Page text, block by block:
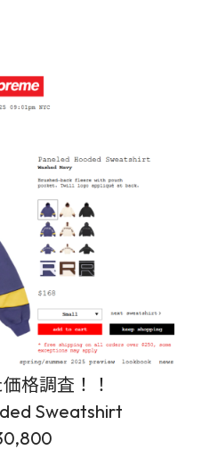
格調査！！
Sweatshirt